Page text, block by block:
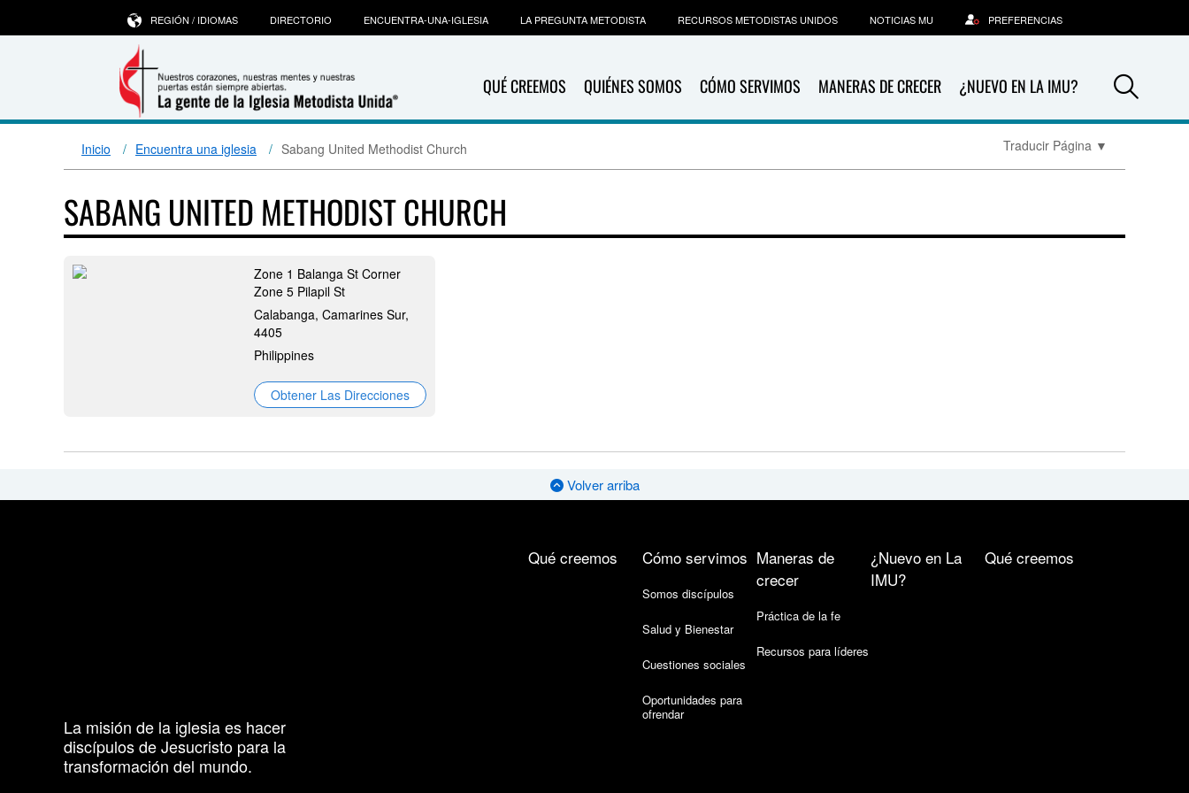
QUÉ CREEMOS QUIÉNES SOMOS CÓMO SERVIMOS MANERAS DE CRECER ¿NUEVO EN LA IMU?
REGIÓN / IDIOMAS DIRECTORIO ENCUENTRA-UNA-IGLESIA LA PREGUNTA METODISTA RECURSOS METODISTAS UNIDOS NOTICIAS MU PREFERENCIAS
Inicio Encuentra una iglesia Sabang United Methodist Church Traducir Página ▼
SABANG UNITED METHODIST CHURCH
Zone 1 Balanga St Corner
Zone 5 Pilapil St
Calabanga, Camarines Sur,
4405
Philippines
Obtener Las Direcciones
Volver arriba
La misión de la iglesia es hacer
discípulos de Jesucristo para la
transformación del mundo.
Qué creemos Cómo servimos
Somos discípulos
Salud y Bienestar
Cuestiones sociales
Oportunidades para
ofrendar
Maneras de
crecer
Práctica de la fe
Recursos para líderes
¿Nuevo en La
IMU?
Qué creemos